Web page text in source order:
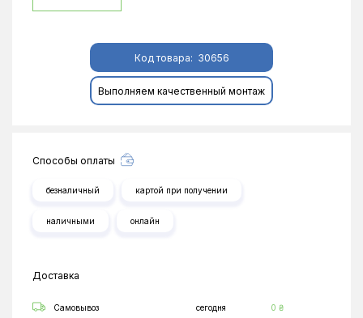
Код товара: 30656
Выполняем качественный монтаж
Способы оплаты
безналичный картой при получении
наличными онлайн
Доставка
Самовывоз сегодня 0 ₴